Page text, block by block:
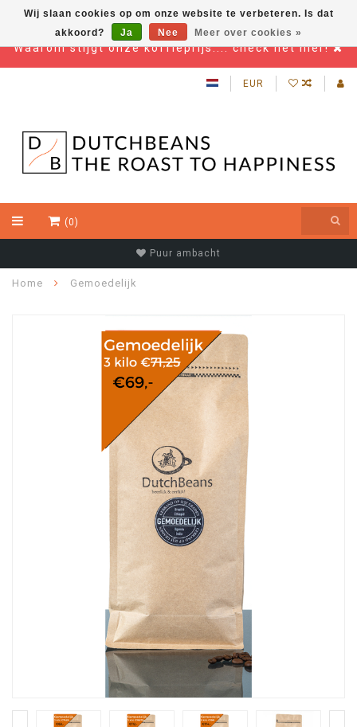
Waarom stijgt onze koffieprijs.... check het hier!
EUR
(0)
Puur ambacht
Home Gemoedelijk
Wij slaan cookies op om onze website te verbeteren. Is dat
akkoord?
Ja Nee Meer over cookies »